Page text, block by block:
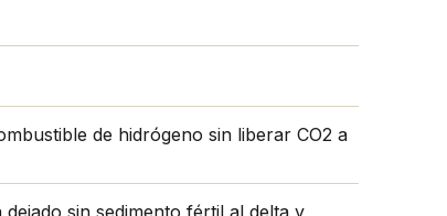
de hidrógeno sin liberar CO2 a